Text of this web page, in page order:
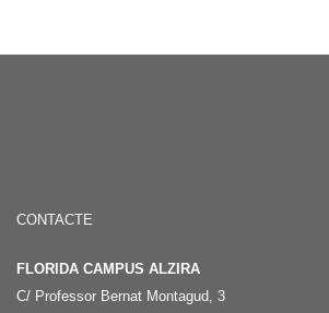
CONTACTE
FLORIDA CAMPUS ALZIRA
C/ Professor Bernat Montagud, 3